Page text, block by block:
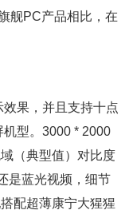
舰PC产品相比，在
果，并且支持十点
型。3000 * 2000
（典型值）对比度
是蓝光视频，细节
配超薄康宁大猩猩